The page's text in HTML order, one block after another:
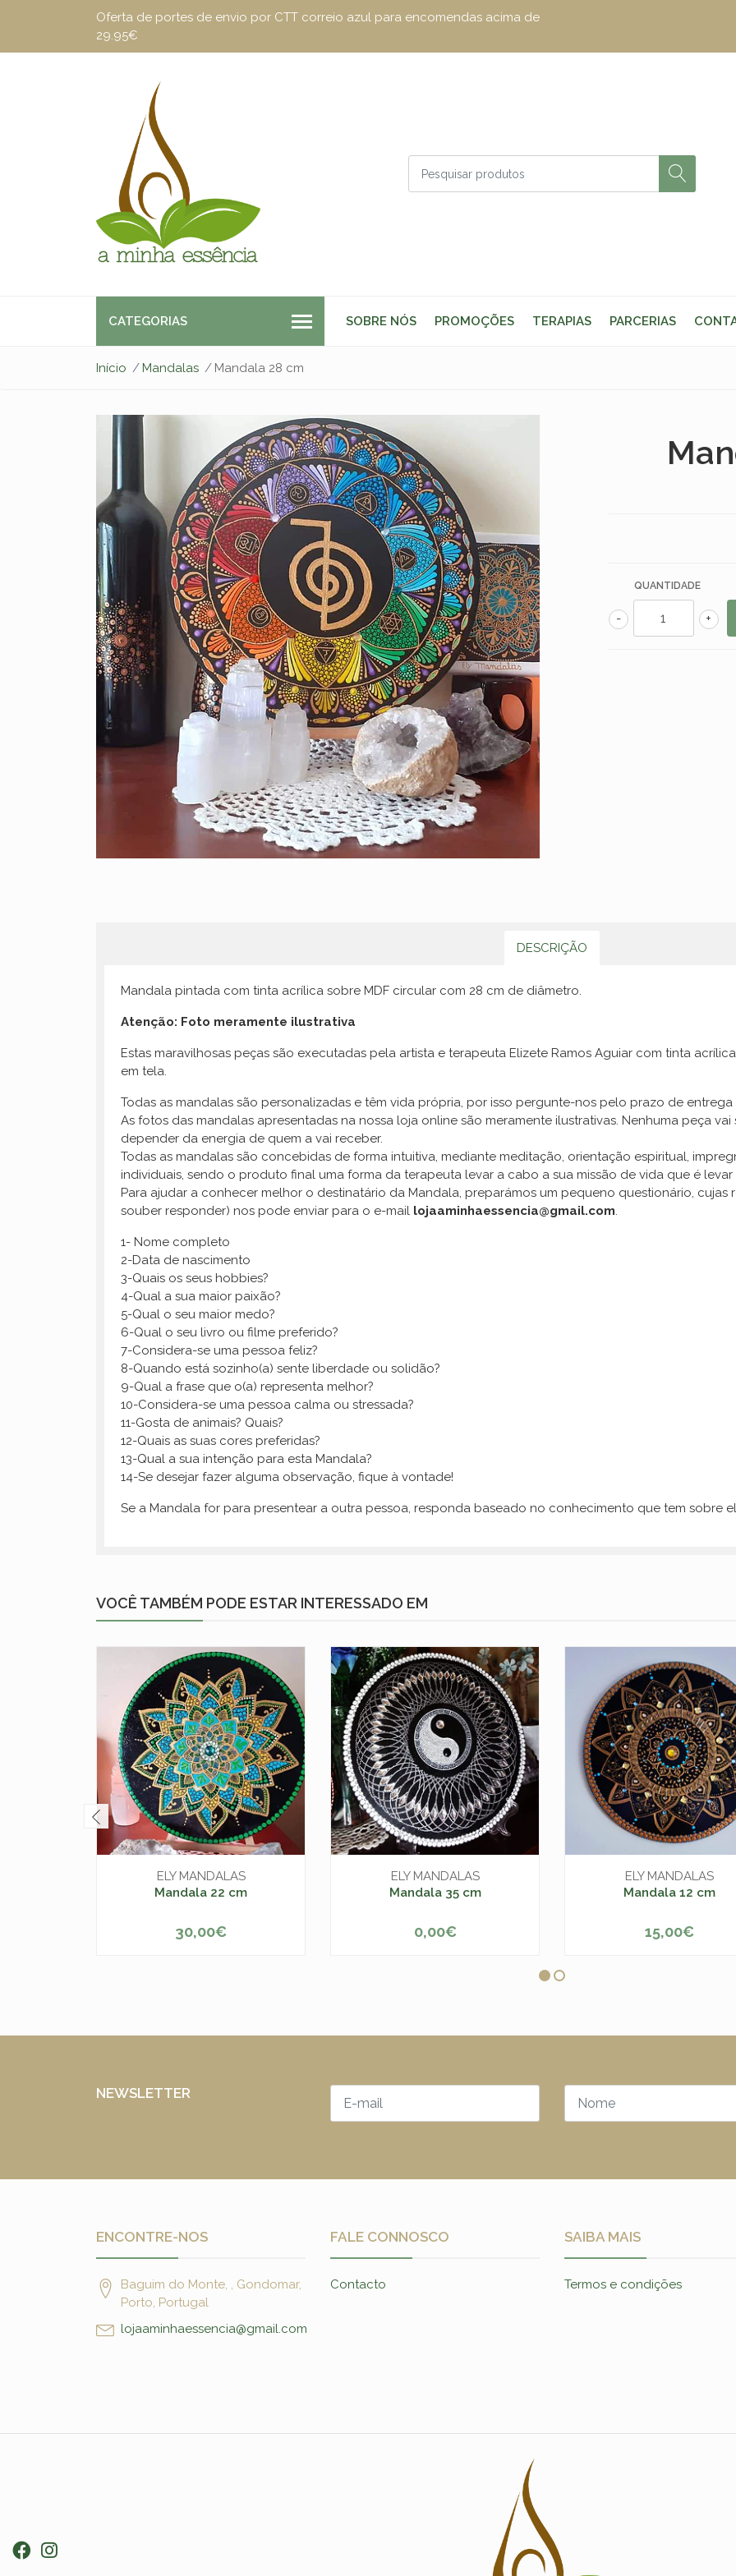
Oferta de portes de envio por CTT correio azul para encomendas acima de
29.95€
CATEGORIAS SOBRE NÓS PROMOÇÕES TERAPIAS PARCERIAS
Início Mandalas Mandala 28 cm
QUANTIDADE
+
-
DESCRIÇÃO
Mandala pintada com tinta acrílica sobre MDF circular com 28 cm de diâmetro.
Atenção: Foto meramente ilustrativa
Estas maravilhosas peças são executadas pela artista e terapeuta Elizete Ramos Aguiar com tinta
em tela.
Todas as mandalas são personalizadas e têm vida própria, por isso pergunte-nos pelo prazo de
As fotos das mandalas apresentadas na nossa loja online são meramente ilustrativas. Nenhuma peça
depender da energia de quem a vai receber.
Todas as mandalas são concebidas de forma intuitiva, mediante meditação, orientação espiritual,
individuais, sendo o produto final uma forma da terapeuta levar a cabo a sua missão de vida que é levar
Para ajudar a conhecer melhor o destinatário da Mandala, preparámos um pequeno questionário, cujas
souber responder) nos pode enviar para o e-mail lojaaminhaessencia@gmail.com.
1- Nome completo
2-Data de nascimento
3-Quais os seus hobbies?
4-Qual a sua maior paixão?
5-Qual o seu maior medo?
6-Qual o seu livro ou filme preferido?
7-Considera-se uma pessoa feliz?
8-Quando está sozinho(a) sente liberdade ou solidão?
9-Qual a frase que o(a) representa melhor?
10-Considera-se uma pessoa calma ou stressada?
11-Gosta de animais? Quais?
12-Quais as suas cores preferidas?
13-Qual a sua intenção para esta Mandala?
14-Se desejar fazer alguma observação, fique à vontade!
Se a Mandala for para presentear a outra pessoa, responda baseado no conhecimento que tem sobre
VOCÊ TAMBÉM PODE ESTAR INTERESSADO EM
ELY MANDALAS
Mandala 22 cm
+
30,00€
ELY MANDALAS
Mandala 35 cm
+
0,00€
ELY MANDALAS
Mandala 12 cm
+
15,00€
NEWSLETTER
ENCONTRE-NOS
Baguim do Monte, , Gondomar,
Porto, Portugal
lojaaminhaessencia@gmail.com
FALE CONNOSCO
Contacto
SAIBA MAIS
Termos e condições